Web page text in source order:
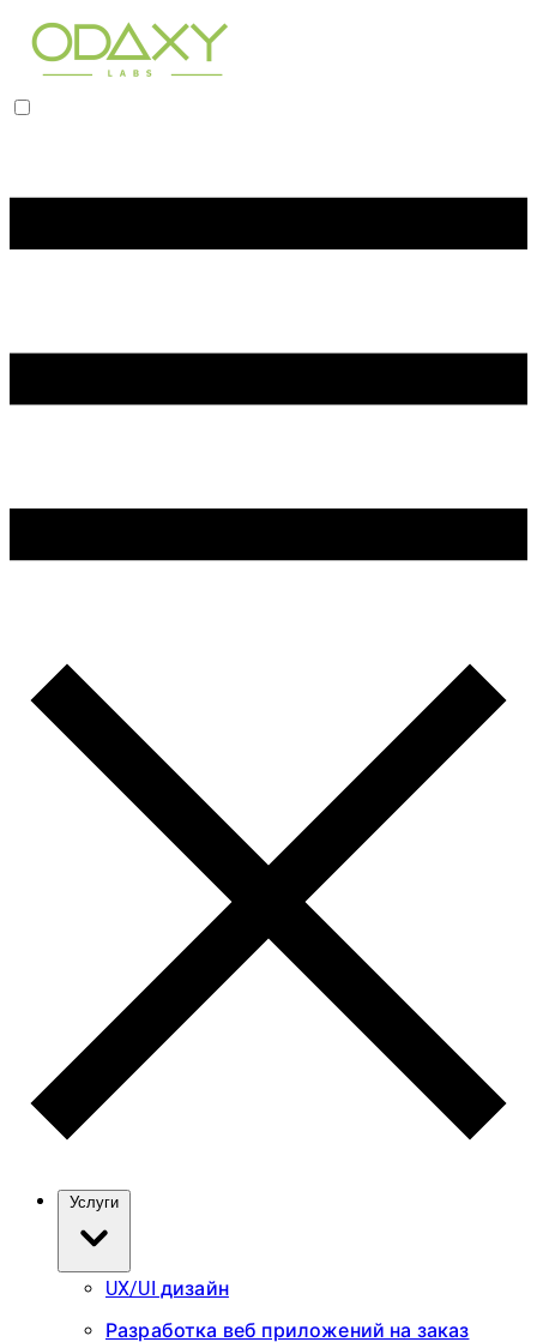
UX/UI дизайн
Разработка веб приложений на заказ